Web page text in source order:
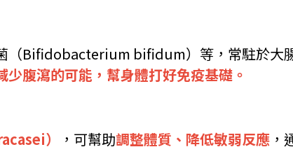
（Bifidobacterium bifidum）等，常駐於大
腹瀉的可能，幫身體打好免疫基礎。
）
，可幫助調整體質、降低敏弱反應，